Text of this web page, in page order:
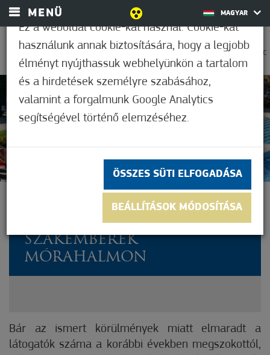
MENÜ MAGYAR
0
30,6°C
Nem értékelt
A KIHÍVÁSOK ELLENÉRE
ELÉGEDETTEK A NYÁRRAL A
SZAKEMBEREK
MÓRAHALMON
Bár az ismert körülmények miatt elmaradt a
látogatók száma a korábbi években megszokottól,
Ez a weboldal cookie-kat használ. Cookie-kat
használunk annak biztosítására, hogy a legjobb
élményt nyújthassuk webhelyünkön a tartalom
és a hirdetések személyre szabásához,
valamint a forgalmunk Google Analytics
segítségével történő elemzéséhez.
ÖSSZES SÜTI ELFOGADÁSA
BEÁLLÍTÁSOK MÓDOSÍTÁSA